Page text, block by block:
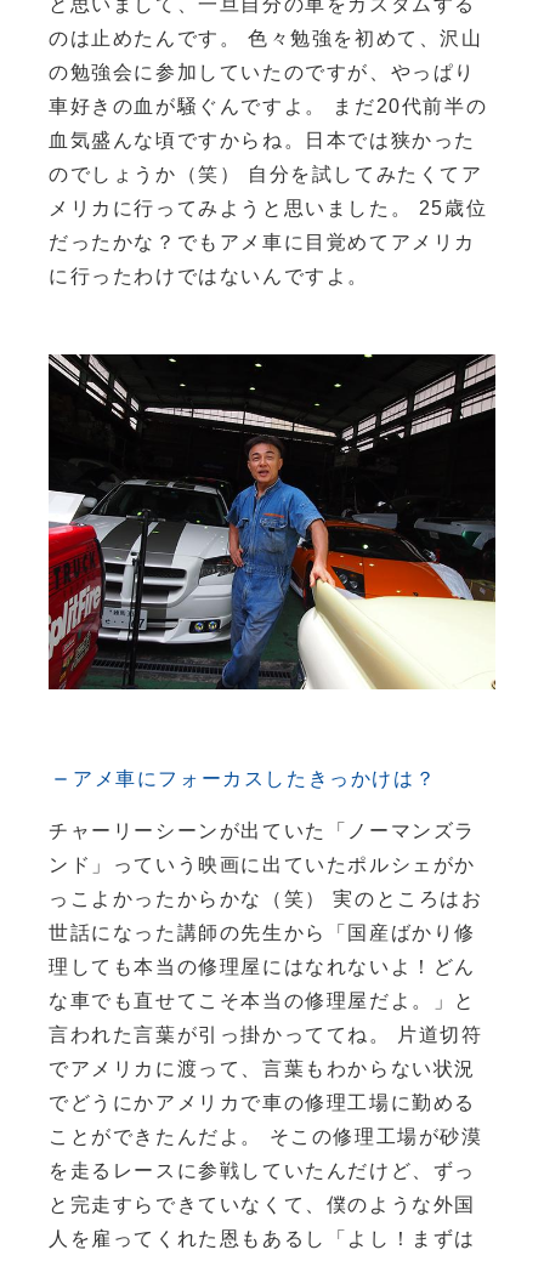
と思いまして、一旦自分の車をカスタムする
のは止めたんです。 色々勉強を初めて、沢山
の勉強会に参加していたのですが、やっぱり
車好きの血が騒ぐんですよ。 まだ20代前半の
血気盛んな頃ですからね。日本では狭かった
のでしょうか（笑） 自分を試してみたくてア
メリカに行ってみようと思いました。 25歳位
だったかな？でもアメ車に目覚めてアメリカ
に行ったわけではないんですよ。
アメ車にフォーカスしたきっかけは？
チャーリーシーンが出ていた「ノーマンズラ
ンド」っていう映画に出ていたポルシェがか
っこよかったからかな（笑） 実のところはお
世話になった講師の先生から「国産ばかり修
理しても本当の修理屋にはなれないよ！どん
な車でも直せてこそ本当の修理屋だよ。」と
言われた言葉が引っ掛かっててね。 片道切符
でアメリカに渡って、言葉もわからない状況
でどうにかアメリカで車の修理工場に勤める
ことができたんだよ。 そこの修理工場が砂漠
を走るレースに参戦していたんだけど、ずっ
と完走すらできていなくて、僕のような外国
人を雇ってくれた恩もあるし「よし！まずは